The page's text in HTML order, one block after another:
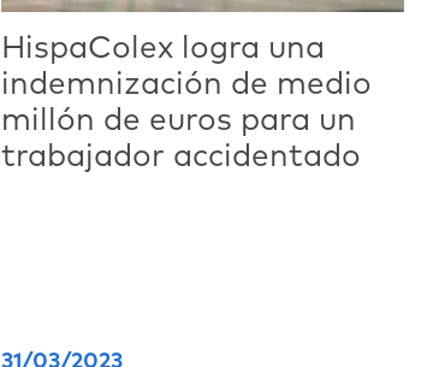
HispaColex logra una
indemnización de medio
millón de euros para un
trabajador accidentado